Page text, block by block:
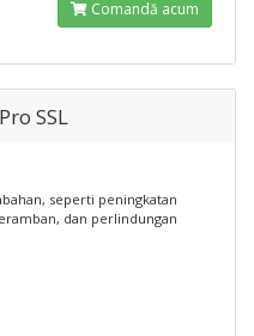
Comandă acum
SSL
seperti peningkatan
dan perlindungan